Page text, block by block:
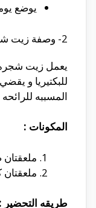
يوضع
2- وصفة زيت
يعمل زيت
للبكتيريا و
المسببه
المكونات :
ملعقتان
طريقه التحضير :